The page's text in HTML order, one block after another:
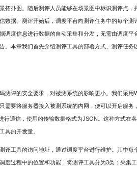
拓扑图。随后测评人员能够在场景图中标识测评点，
数据。测评开始后，调度平台向测评任务中的每个测
调度信息进行数据的自动采集和分发，无需由调度平
。本章我们首先介绍测评工具的部署方式、测评任务
评的安全要求，对被测系统的影响更小。我们采用
需要将服务器接入被测系统的内网，便可以开启服务
通信，使用的传输数据格式为JSON。这种方式在
具的开发量。
评工具的访问地址，通过调度平台进行维护。其中每
度过程中的位置和功能，将测评工具分为3类：采集